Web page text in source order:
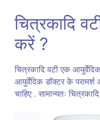
चित्रकादि
करें ?
चित्रकादि वटी एक
आयुर्वेदिक डॉक्टर के परामर्श
चाहिए . सामान्यतः